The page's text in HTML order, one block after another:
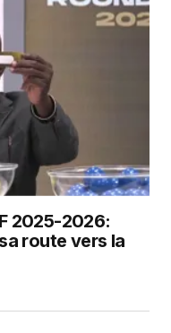
2025-2026:
route vers la